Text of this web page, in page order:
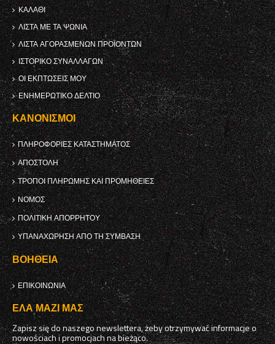
ΚΑΛΆΘΙ
ΛΊΣΤΑ ΜΕ ΤΑ ΨΏΝΙΑ
ΛΊΣΤΑ ΑΓΟΡΑΣΜΈΝΩΝ ΠΡΟΪΌΝΤΩΝ
ΙΣΤΟΡΙΚΌ ΣΥΝΑΛΛΑΓΏΝ
ΟΙ ΕΚΠΤΏΣΕΙΣ ΜΟΥ
ΕΝΗΜΕΡΩΤΙΚΌ ΔΕΛΤΊΟ
ΚΑΝΟΝΙΣΜΟΊ
ΠΛΗΡΟΦΟΡΊΕΣ ΚΑΤΑΣΤΉΜΑΤΟΣ
ΑΠΟΣΤΟΛΉ
ΤΡΌΠΟΙ ΠΛΗΡΩΜΉΣ ΚΑΙ ΠΡΟΜΉΘΕΙΕΣ
ΝΌΜΟΣ
ΠΟΛΙΤΙΚΉ ΑΠΟΡΡΉΤΟΥ
ΥΠΑΝΑΧΏΡΗΣΗ ΑΠΌ ΤΗ ΣΎΜΒΑΣΗ
ΒΟΉΘΕΙΑ
ΕΠΙΚΟΙΝΩΝΊΑ
ΈΛΑ ΜΑΖΊ ΜΑΣ
Zapisz się do naszego newslettera, żeby otrzymywać informacje o
nowościach i promocjach na bieżąco.